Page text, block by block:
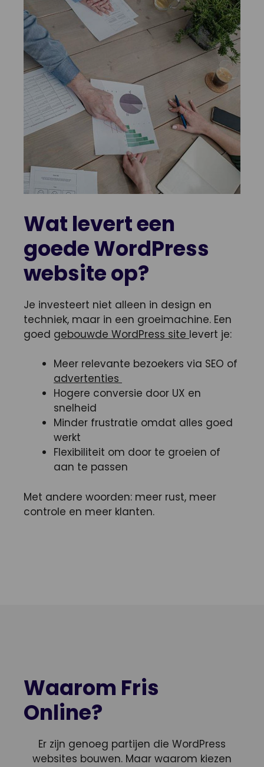
Wat levert een
goede WordPress
website op?
Je investeert niet alleen in design en
techniek, maar in een groeimachine. Een
goed gebouwde WordPress site levert je:
Meer relevante bezoekers via SEO of
advertenties
Hogere conversie door UX en
snelheid
Minder frustratie omdat alles goed
werkt
Flexibiliteit om door te groeien of
aan te passen
Met andere woorden: meer rust, meer
controle en meer klanten.
Waarom Fris
Online?
Er zijn genoeg partijen die WordPress
websites bouwen. Maar waarom kiezen